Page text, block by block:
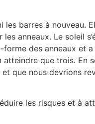
barres à nouveau.
anneaux. Le soleil
des anneaux et
que trois.
que nous devrions
les risques et à